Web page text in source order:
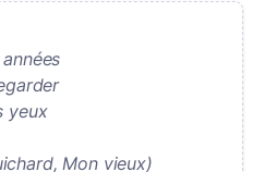
yeux
Mon vieux)